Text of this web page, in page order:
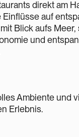
direkt am
auf
Blick aufs
und
Ambiente und
Erlebnis.